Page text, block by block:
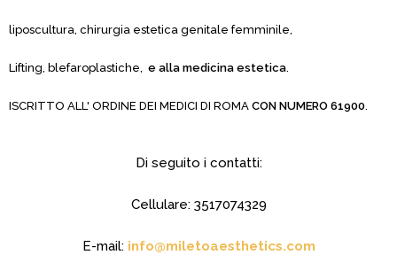
liposcultura, chirurgia estetica genitale femminile,
Lifting, blefaroplastiche, e alla medicina estetica.
ISCRITTO ALL' ORDINE DEI MEDICI DI ROMA CON NUMERO 61900.
Di seguito i contatti:
Cellulare: 3517074329
E-mail: info@miletoaesthetics.com